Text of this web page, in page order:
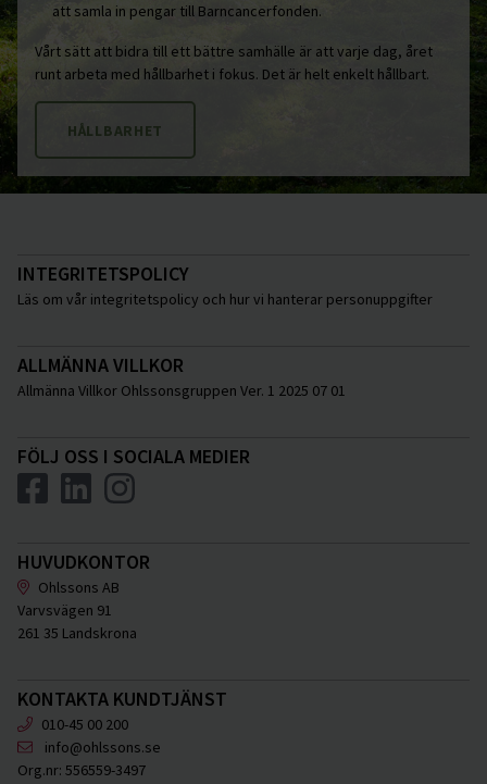
att samla in pengar till Barncancerfonden.
Vårt sätt att bidra till ett bättre samhälle är att varje dag, året
runt arbeta med hållbarhet i fokus. Det är helt enkelt hållbart.
HÅLLBARHET
INTEGRITETSPOLICY
Läs om vår integritetspolicy och hur vi hanterar personuppgifter
ALLMÄNNA VILLKOR
Allmänna Villkor Ohlssonsgruppen Ver. 1 2025 07 01
FÖLJ OSS I SOCIALA MEDIER
HUVUDKONTOR
Ohlssons AB
Varvsvägen 91
261 35 Landskrona
KONTAKTA KUNDTJÄNST
010-45 00 200
info@ohlssons.se
Org.nr: 556559-3497